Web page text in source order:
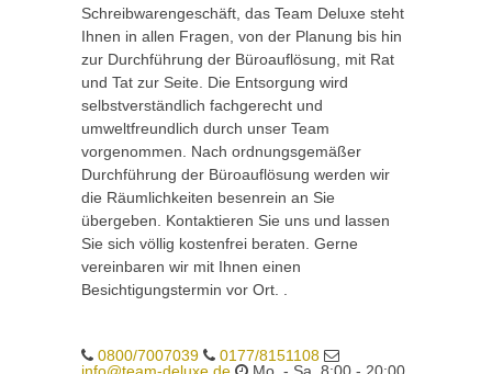
Schreibwarengeschäft, das Team Deluxe steht
Ihnen in allen Fragen, von der Planung bis hin
zur Durchführung der Büroauflösung, mit Rat
und Tat zur Seite. Die Entsorgung wird
selbstverständlich fachgerecht und
umweltfreundlich durch unser Team
vorgenommen. Nach ordnungsgemäßer
Durchführung der Büroauflösung werden wir
die Räumlichkeiten besenrein an Sie
übergeben. Kontaktieren Sie uns und lassen
Sie sich völlig kostenfrei beraten. Gerne
vereinbaren wir mit Ihnen einen
Besichtigungstermin vor Ort. .
0800/7007039
0177/8151108
info@team-deluxe.de
Mo. - Sa. 8:00 - 20:00